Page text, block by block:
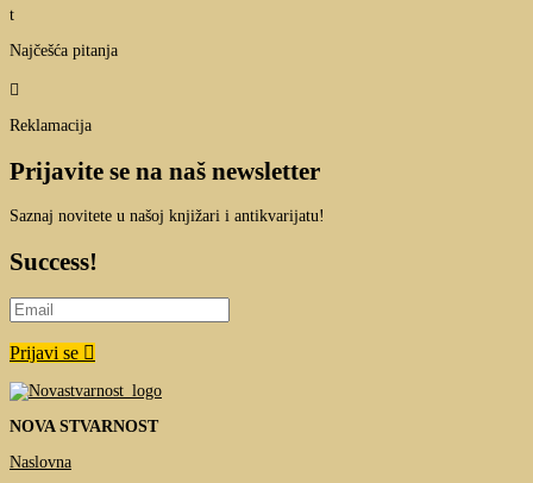
t
Najčešća pitanja

Reklamacija
Prijavite se na naš newsletter
Saznaj novitete u našoj knjižari i antikvarijatu!
Success!
Prijavi se
NOVA STVARNOST
Naslovna